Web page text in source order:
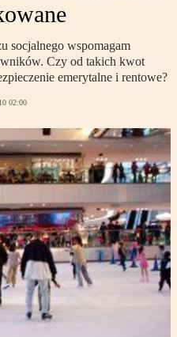
socjalnego wspomagam
Czy od takich kwot
emerytalne i rentowe?
02:00